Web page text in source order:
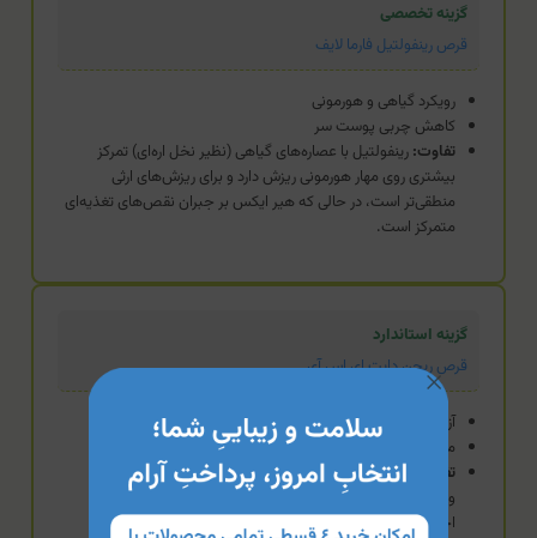
گزینه تخصصی
قرص رینفولتیل فارما لایف
رویکرد گیاهی و هورمونی
کاهش چربی پوست سر
تفاوت:رینفولتیل با عصاره‌های گیاهی (نظیر نخل اره‌ای) تمرکز
بیشتری روی مهار هورمونی ریزش دارد و برای ریزش‌های ارثی
منطقی‌تر است، در حالی که هیر ایکس بر جبران نقص‌های تغذیه‌ای
متمرکز است.
گزینه استاندارد
قرص ریجن دایت ای اس آی
آزادسازی تدریجی (Slow Release)
مناسب عموم (آقایان و بانوان)
تفاوت:
ریجن دایت با تکنولوژی رهش تدریجی، جذب مستمر
ویتامین‌ها را تضمین می‌کند، اما هیر ایکس فرمولاسیون
اختصاصی‌تری برای نیازهای بیولوژیک آقایان دارد.